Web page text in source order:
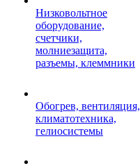
Низковольтное
оборудование,
счетчики,
молниезащита,
разъемы, клеммники
Обогрев, вентиляция,
климатотехника,
гелиосистемы